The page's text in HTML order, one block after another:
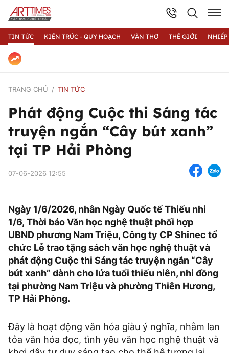
TIN TỨC KIẾN TRÚC - QUY HOẠCH VĂN THƠ THẾ GIỚI
TRANG CHỦ TIN TỨC
Phát động Cuộc thi Sáng tác
truyện ngắn “Cây bút xanh”
tại TP Hải Phòng
07-06-2026 12:55
Ngày 1/6/2026, nhân Ngày Quốc tế Thiếu nhi
1/6, Thời báo Văn học nghệ thuật phối hợp
UBND phương Nam Triệu, Công ty CP Shinec tổ
chức Lễ trao tặng sách văn học nghệ thuật và
phát động Cuộc thi Sáng tác truyện ngắn “Cây
bút xanh” dành cho lứa tuổi thiếu niên, nhi đồng
tại phường Nam Triệu và phường Thiên Hương,
TP Hải Phòng.
Đây là hoạt động văn hóa giàu ý nghĩa, nhằm lan
tỏa văn hóa đọc, tình yêu văn học nghệ thuật và